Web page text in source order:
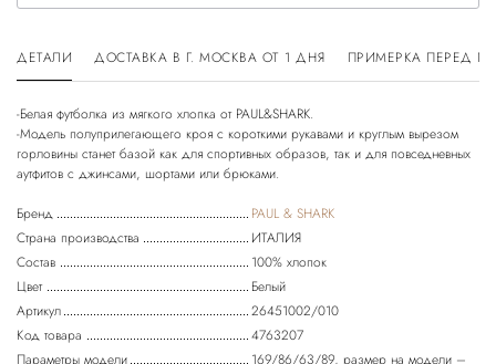
ДЕТАЛИ ДОСТАВКА В Г. МОСКВА ОТ 1 ДНЯ ПРИМЕРКА ПЕРЕД
-Белая футболка из мягкого хлопка от PAUL&SHARK.
-Модель полуприлегающего кроя с короткими рукавами и круглым вырезом
горловины станет базой как для спортивных образов, так и для повседневных
Бренд
PAUL & SHARK
Страна производства
ИТАЛИЯ
Состав
100% хлопок
Цвет
Белый
Артикул
26451002/010
Код товара
4763207
Параметры модели
169/86/63/89, размер на модели –